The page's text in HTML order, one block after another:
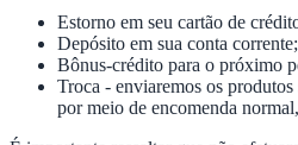
Estorno em seu cartão de
Depósito em sua conta corrente;
Bônus-crédito para o próximo
Troca - enviaremos os
por meio de encomenda